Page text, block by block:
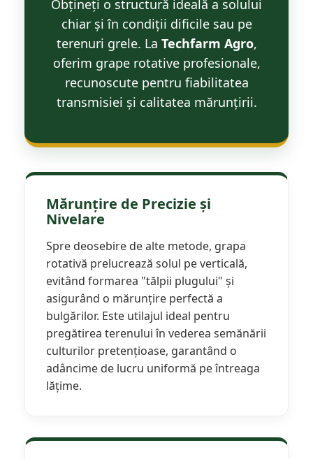
Maşini erbicidat
Mașini pentru săpat
Mașini Împrăștiat Amendamente
Pluguri Rotative
Remorci Agricole
Remorci Tehnologice
Remorci Transfer Cereale
Remorci Transport Baloţi
Remorci Împrăștiat Gunoi
Semănători
Semănători Prășitoare
Semănători Păioase
Tocătoare agricole
Tăvăluguri
Utilaje pentru vii şi livezi
Obțineți o structură ideală a solului
chiar și în condiții dificile sau pe
terenuri grele. La Techfarm Agro,
oferim grape rotative profesionale,
recunoscute pentru fiabilitatea
transmisiei și calitatea mărunțirii.
Mărunțire de Precizie și
Nivelare
Spre deosebire de alte metode, grapa
rotativă prelucrează solul pe verticală,
evitând formarea "tălpii plugului" și
asigurând o mărunțire perfectă a
bulgărilor. Este utilajul ideal pentru
pregătirea terenului în vederea semănării
culturilor pretențioase, garantând o
adâncime de lucru uniformă pe întreaga
lățime.